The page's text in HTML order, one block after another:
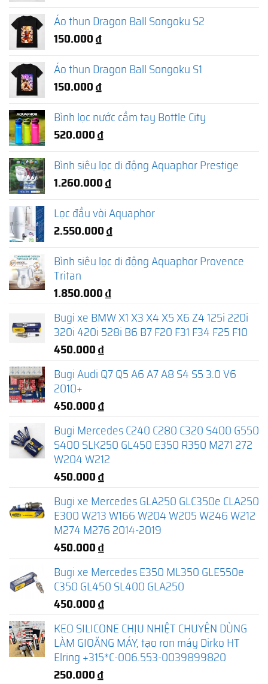
Áo thun Dragon Ball Songoku S2
150.000₫
Áo thun Dragon Ball Songoku S1
150.000₫
Bình lọc nước cầm tay Bottle City
520.000₫
Bình siêu lọc di động Aquaphor Prestige
1.260.000₫
Lọc đầu vòi Aquaphor
2.550.000₫
Bình siêu lọc di động Aquaphor Provence
Tritan
1.850.000₫
Bugi xe BMW X1 X3 X4 X5 X6 Z4 125i 220i
320i 420i 528i B6 B7 F20 F31 F34 F25 F10
450.000₫
Bugi Audi Q7 Q5 A6 A7 A8 S4 S5 3.0 V6
2010+
450.000₫
Bugi Mercedes C240 C280 C320 S400 G550
S400 SLK250 GL450 E350 R350 M271 272
W204 W212
450.000₫
Bugi xe Mercedes GLA250 GLC350e CLA250
E300 W213 W166 W204 W205 W246 W212
M274 M276 2014-2019
450.000₫
Bugi xe Mercedes E350 ML350 GLE550e
C350 GL450 SL400 GLA250
450.000₫
KEO SILICONE CHỊU NHIỆT CHUYÊN DÙNG
LÀM GIOĂNG MÁY, tạo ron máy Dirko HT
Elring +315*C-006.553-0039899820
250.000₫